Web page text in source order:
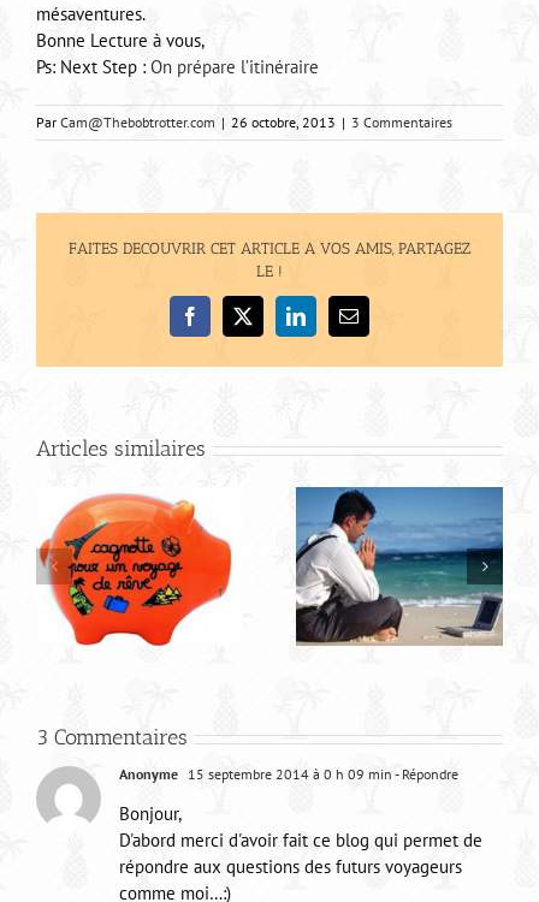
mésaventures.
Bonne Lecture à vous,
Ps: Next Step : On prépare l’itinéraire
Par Cam@Thebobtrotter.com | 26 octobre, 2013 | 3 Commentaires
FAITES DECOUVRIR CET ARTICLE A VOS AMIS, PARTAGEZ
LE !
Facebook
X LinkedInEmail
Articles similaires
Budget pour votre
road trip en
Amérique du sud
3 Commentaires
Anonyme 15 septembre 2014 à 0 h 09 min - Répondre
Bonjour,
D'abord merci d'avoir fait ce blog qui permet de
répondre aux questions des futurs voyageurs
comme moi…:)